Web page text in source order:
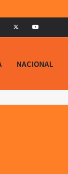
NACIONAL